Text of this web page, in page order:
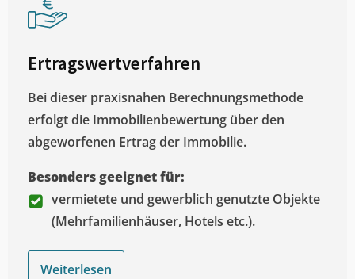
Ertragswertverfahren
Bei dieser praxisnahen Berechnungsmethode
erfolgt die Immobilienbewertung über den
abgeworfenen Ertrag der Immobilie.
Besonders geeignet für:
vermietete und gewerblich genutzte Objekte
(Mehrfamilienhäuser, Hotels etc.).
Weiterlesen